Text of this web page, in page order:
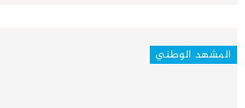
المشهد الوطني